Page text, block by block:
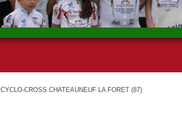
CYCLO-CROSS CHATEAUNEUF LA FORET (87)